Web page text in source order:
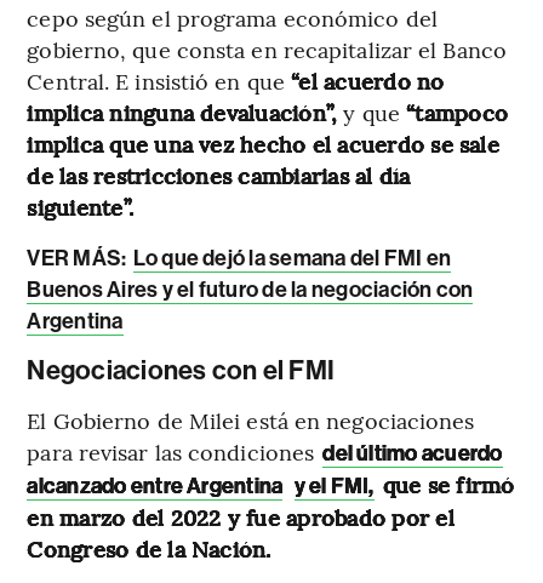
cepo según el programa económico del
gobierno, que consta en recapitalizar el Banco
Central. E insistió en que “el acuerdo no
implica ninguna devaluación”, y que“tampoco
implica que una vez hecho el acuerdo se sale
de las restricciones cambiarias al día
siguiente”.
VER MÁS: Lo que dejó la semana del FMI en
Buenos Aires y el futuro de la negociación con
Argentina
Negociaciones con el FMI
El Gobierno de Milei está en negociaciones
para revisar las condiciones del último acuerdo
alcanzado entre Argentina y el FMI, que se firmó
en marzo del 2022 y fue aprobado por el
Congreso de la Nación.